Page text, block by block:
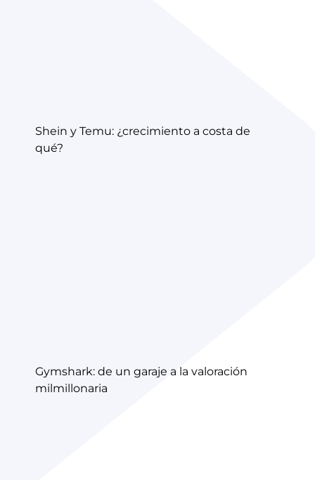
Shein y Temu: ¿crecimiento a costa de
qué?
Gymshark: de un garaje a la valoración
milmillonaria